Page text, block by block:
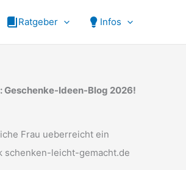
Ratgeber Infos
Geschenke-Ideen-Blog 2026!